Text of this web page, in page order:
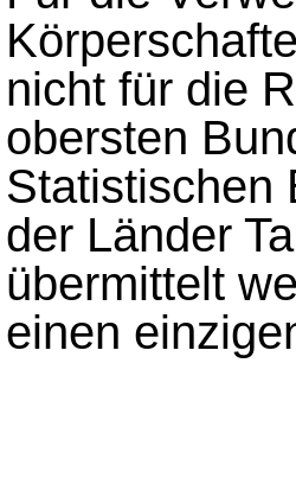
nicht für die
obersten
Statistischen
der Länder
übermittelt
einen